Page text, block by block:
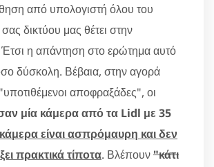
από υπολογιστή όλου του
δικτύου μας θέτει στην
η απάντηση στο ερώτημα αυτό
δύσκολη. Βέβαια, στην αγορά
αποφραξάδες", οι
μία κάμερα από τα Lidl με 35
είναι ασπρόμαυρη και δεν
πρακτικά τίποτα. Βλέπουν"κάτι